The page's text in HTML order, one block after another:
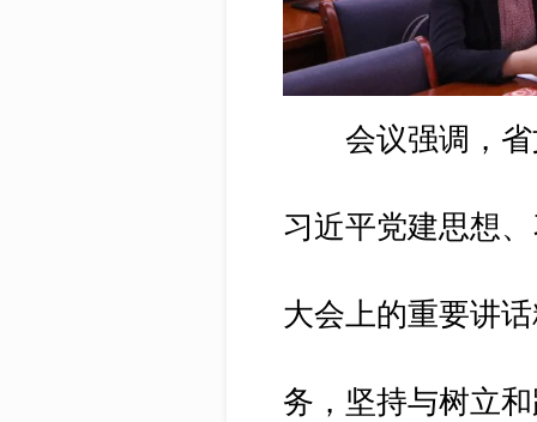
会议强调，省
习近平党建思想
大会上的重要讲
务，坚持与树立